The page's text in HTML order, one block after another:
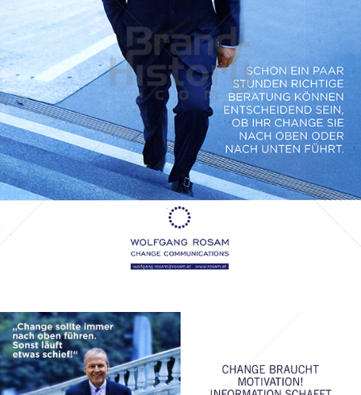
ROSAM CHANGE COMMUNICATIONS
ROSAM CHANGE COMMUNICATIONS GMBH
2010